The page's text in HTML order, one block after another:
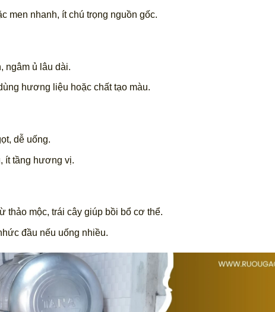
men nhanh, ít chú trọng nguồn gốc.
ngâm ủ lâu dài.
hương liệu hoặc chất tạo màu.
dễ uống.
ít tầng hương vị.
thảo mộc, trái cây giúp bồi bổ cơ thể.
đầu nếu uống nhiều.